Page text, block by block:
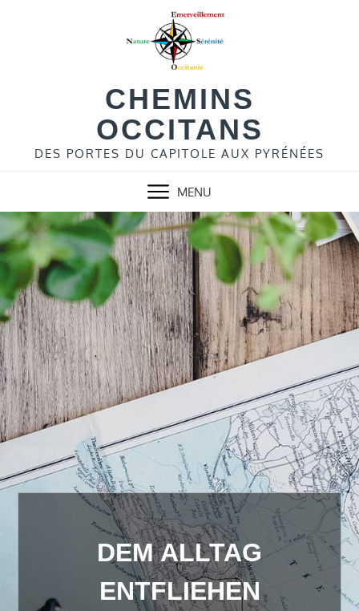
CHEMINS
OCCITANS
DES PORTES DU CAPITOLE AUX PYRÉNÉES
MENU
DEM ALLTAG
ENTFLIEHEN